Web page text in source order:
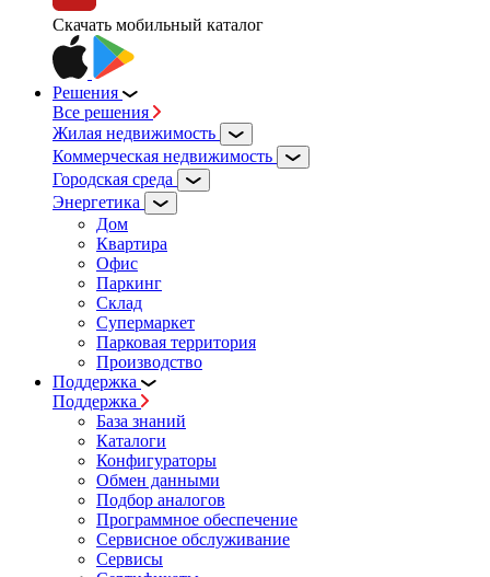
Скачать мобильный каталог
Решения
Все решения
Жилая недвижимость
Коммерческая недвижимость
Городская среда
Энергетика
Дом
Квартира
Офис
Паркинг
Склад
Супермаркет
Парковая территория
Производство
Поддержка
Поддержка
База знаний
Каталоги
Конфигураторы
Обмен данными
Подбор аналогов
Программное обеспечение
Сервисное обслуживание
Сервисы